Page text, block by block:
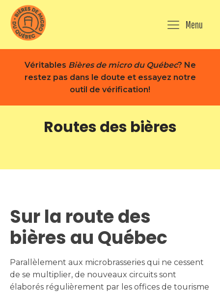
Menu
Véritables Bières de micro du Québec? Ne
restez pas dans le doute et essayez notre
outil de vérification!
Routes des bières
Sur la route des
bières au Québec
Parallèlement aux microbrasseries qui ne cessent
de se multiplier, de nouveaux circuits sont
élaborés régulièrement par les offices de tourisme